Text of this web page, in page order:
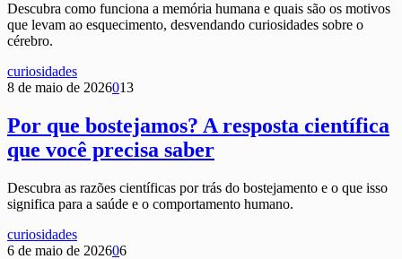
Descubra como funciona a memória humana e quais são os motivos
que levam ao esquecimento, desvendando curiosidades sobre o
cérebro.
curiosidades
8 de maio de 2026013
Por que bostejamos? A resposta científica
que você precisa saber
Descubra as razões científicas por trás do bostejamento e o que isso
significa para a saúde e o comportamento humano.
curiosidades
6 de maio de 202606